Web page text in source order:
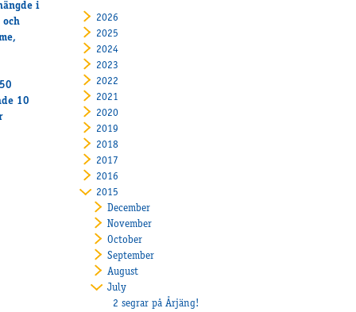
i
10
2026
2025
2024
2023
2022
2021
2020
2019
2018
2017
2016
2015
December
November
October
September
August
July
2 segrar på Årjäng!